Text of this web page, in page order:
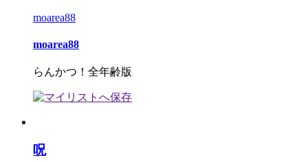
moarea88
moarea88
らんかつ！全年齢版
呪